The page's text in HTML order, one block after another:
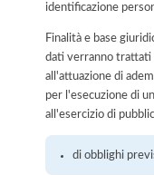
identificazione
Finalità e base
dati verranno trattati
all'attuazione di
per l'esecuzione di
all'esercizio di
di obblighi